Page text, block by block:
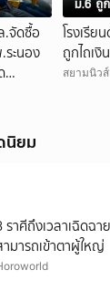
.จัดซื้อ
ะนอง
โรงเรีย
ถูกไถเงิ
สยามนิวส์
นิยม
ราศีถึงเวลาเฉิดฉา
มารถเข้าตาผู้ใหญ่